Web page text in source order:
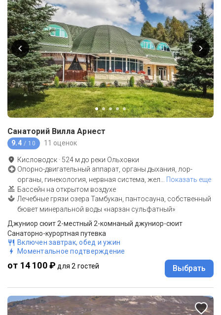
Санаторий Вилла Арнест
9.4 / 10 11 оценок
Кисловодск · 524 м до реки Ольховки
Опорно-двигательный аппарат, органы дыхания, лор-
органы, гинекология, нервная система, жел
Показать еще
Бассейн на открытом воздухе
Лечебные грязи озера Тамбукан, пантосауна, собственный
бювет минеральной воды «нарзан сульфатный»
Джуниор сюит 2-местный 2-комнаный джуниор-сюит
Санаторно-курортная путевка
Включен завтрак, обед и ужин
Моментальное подтверждение
от 14 100 ₽ для 2 гостей Выбрать